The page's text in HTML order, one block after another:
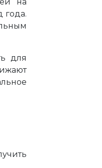
на
года.
для